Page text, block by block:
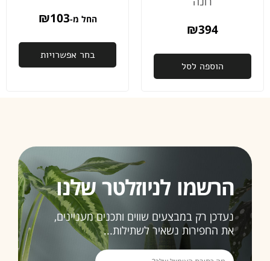
לא מובן
האחרונה
ממליצה
בחום
3>
₪394
הוספה לסל
החל מ- ₪103
בחר אפשרויות
הרשמו לניוזלטר שלנו
נעדכן רק במבצעים שווים ותכנים מעניינים,
את החפירות נשאיר לשתילות...